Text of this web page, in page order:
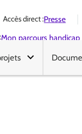
Accès direct :Presse
Mon parcours handicap